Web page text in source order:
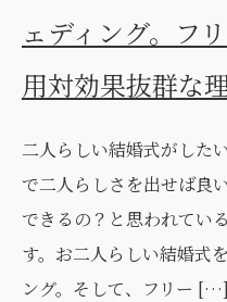
ェディング。フ
用対効果抜群な
二人らしい結婚式がした
で二人らしさを出せば良
できるの？と思われてい
す。お二人らしい結婚式
ング。そして、フリー […]